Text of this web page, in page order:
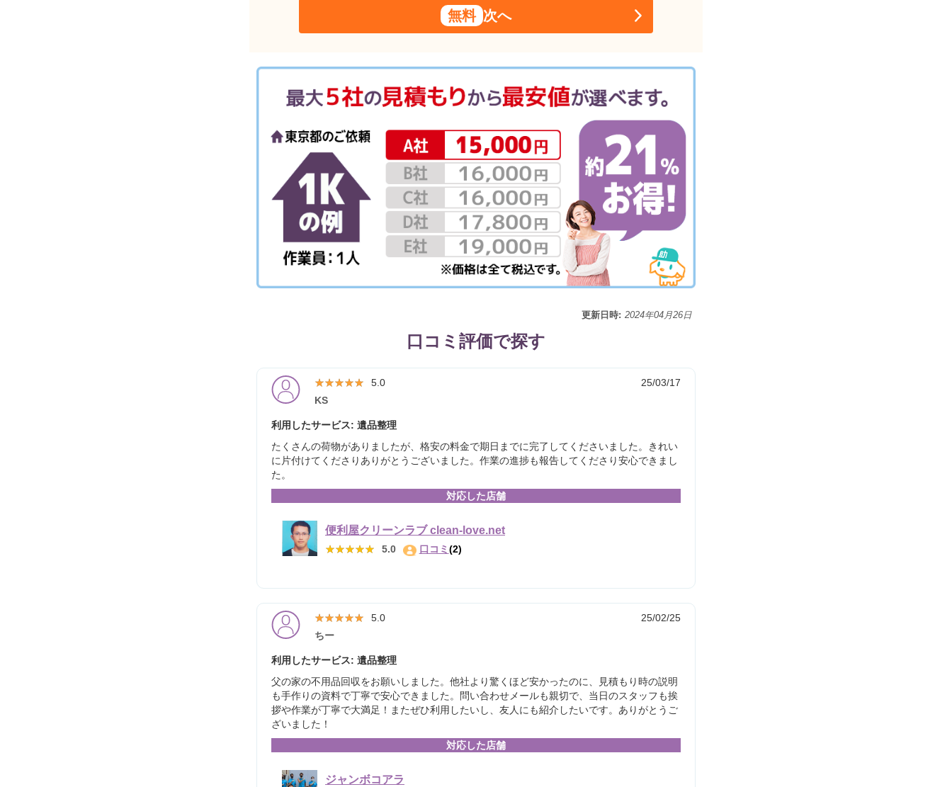
無料 次へ
更新日時: 2024年04月26日
口コミ評価で探す
★★★★★
★★★★★ 5.0
25/03/17
KS
利用したサービス: 遺品整理
たくさんの荷物がありましたが、格安の料金で期日までに完了してくださいました。きれい
に片付けてくださりありがとうございました。作業の進捗も報告してくださり安心できまし
た。
対応した店舗
便利屋クリーンラブ clean-love.net
★★★★★
★★★★★ 5.0 口コミ(2)
★★★★★
★★★★★ 5.0
25/02/25
ちー
利用したサービス: 遺品整理
父の家の不用品回収をお願いしました。他社より驚くほど安かったのに、見積もり時の説明
も手作りの資料で丁寧で安心できました。問い合わせメールも親切で、当日のスタッフも挨
拶や作業が丁寧で大満足！またぜひ利用したいし、友人にも紹介したいです。ありがとうご
ざいました！
対応した店舗
ジャンボコアラ